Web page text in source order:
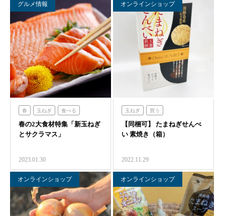
グルメ情報
春 玉ねぎ 食べる
のじまスコーラ 海の舎
春の2大食材特集「新玉ねぎ
とサクラマス」
2023.01.30
オンラインショップ
玉ねぎ 買う
【同梱可】 たまねぎせんべ
い 素焼き（箱）
2022.11.29
オンラインショップ オンラインショップ